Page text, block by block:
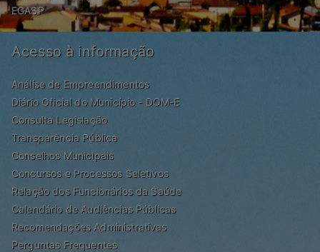
EGASP
Acesso à informação
Análise de Empreendimentos
Diário Oficial do Município - DOM-E
Consulta Legislação
Transparência Pública
Conselhos Municipais
Concursos e Processos Seletivos
Relação dos Funcionários da Saúde
Calendário de Audiências Públicas
Recomendações Administrativas
Perguntas Frequentes